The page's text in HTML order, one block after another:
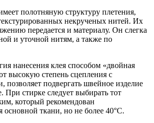
полотняную структуру плетения,
некрученых нитей. Их
передается и материалу. Он слегка
и уточной нитям, а также по
нанесения клея способом «двойная
высокую степень сцепления с
позволяет подвергать швейное изделие
При стирке следует выбирать тот
который рекомендован
основной ткани, но не более 40°С.